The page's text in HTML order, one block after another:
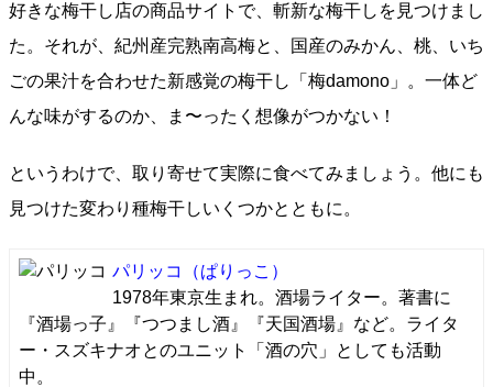
好きな梅干し店の商品サイトで、斬新な梅干しを見つけまし
た。それが、紀州産完熟南高梅と、国産のみかん、桃、いち
ごの果汁を合わせた新感覚の梅干し「梅damono」。一体ど
んな味がするのか、ま〜ったく想像がつかない！
というわけで、取り寄せて実際に食べてみましょう。他にも
見つけた変わり種梅干しいくつかとともに。
パリッコ
（ぱりっこ）
1978年東京生まれ。酒場ライター。著書に
『酒場っ子』『つつまし酒』『天国酒場』など。ライタ
ー・スズキナオとのユニット「酒の穴」としても活動
中。